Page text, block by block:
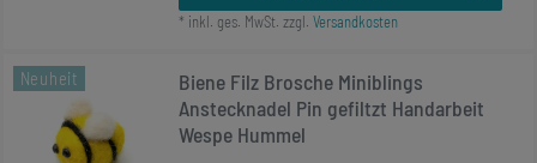
* inkl. ges. MwSt. zzgl. Versandkosten
Neuheit
Biene Filz Brosche Miniblings
Anstecknadel Pin gefiltzt Handarbeit
Wespe Hummel